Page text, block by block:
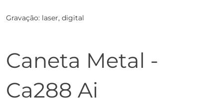
Gravação: laser, digital
Caneta Metal -
Ca288 Ai